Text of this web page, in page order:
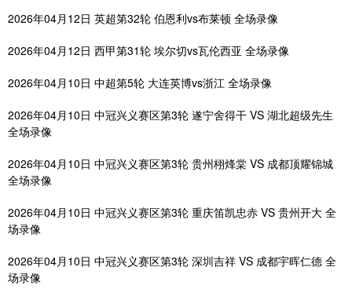
2026年04月12日 英超第32轮 伯恩利vs布莱顿 全场录像
2026年04月12日 西甲第31轮 埃尔切vs瓦伦西亚 全场录像
2026年04月10日 中超第5轮 大连英博vs浙江 全场录像
2026年04月10日 中冠兴义赛区第3轮 遂宁舍得干 VS 湖北超级先生
全场录像
2026年04月10日 中冠兴义赛区第3轮 贵州栩烽棠 VS 成都顶耀锦城
全场录像
2026年04月10日 中冠兴义赛区第3轮 重庆笛凯忠赤 VS 贵州开大 全
场录像
2026年04月10日 中冠兴义赛区第3轮 深圳吉祥 VS 成都宇晖仁德 全
场录像